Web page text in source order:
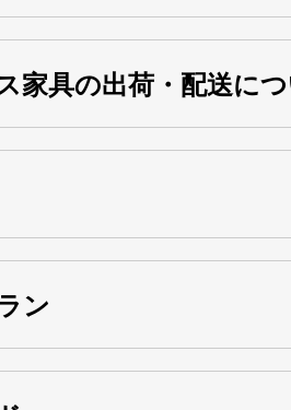
家具の出荷・配送に
ン